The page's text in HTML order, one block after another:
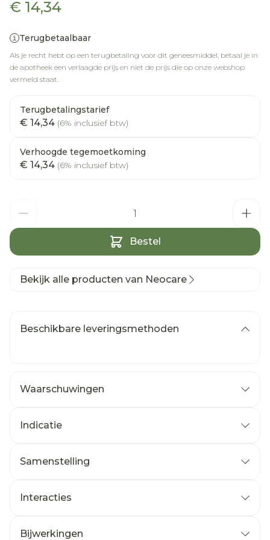
€ 14,34
Terugbetaalbaar
Als je recht hebt op een terugbetaling voor dit geneesmiddel, betaal je in
de apotheek een verlaagde prijs en niet de prijs die op onze webshop
vermeld staat.
Terugbetalingstarief
€ 14,34 (6% inclusief btw)
Verhoogde tegemoetkoming
€ 14,34 (6% inclusief btw)
Bestel
Bekijk alle producten van Neocare
Beschikbare leveringsmethoden
Waarschuwingen
Indicatie
de weke delen
epicondylitis
verstuiking
Samenstelling
Interacties
Bijwerkingen